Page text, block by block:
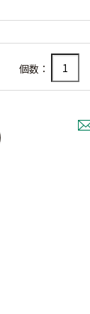
個数：